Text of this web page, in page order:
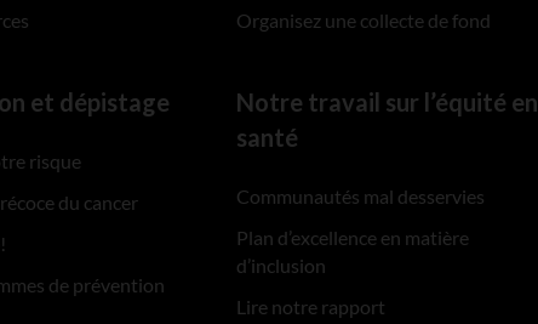
et dépistage
risque
du cancer
de prévention
Organisez une collecte de fond
Notre travail sur l’équité en
santé
Communautés mal desservies
Plan d’excellence en matière
d’inclusion
Lire notre rapport